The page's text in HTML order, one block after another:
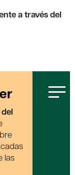
a través del
las